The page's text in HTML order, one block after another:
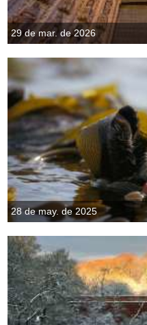
29 de mar. de 2026
28 de may. de 2025